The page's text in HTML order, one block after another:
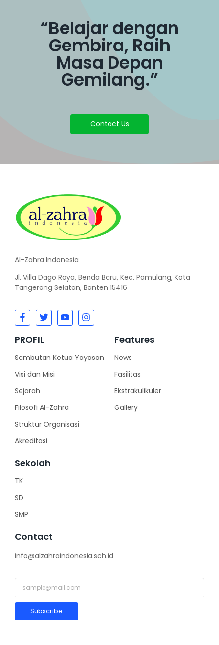
“Belajar dengan
Gembira, Raih
Masa Depan
Gemilang.”
Contact Us
Al-Zahra Indonesia
Jl. Villa Dago Raya, Benda Baru, Kec. Pamulang, Kota
Tangerang Selatan, Banten 15416
PROFIL
Sambutan Ketua Yayasan
Visi dan Misi
Sejarah
Filosofi Al-Zahra
Struktur Organisasi
Akreditasi
Features
News
Fasilitas
Ekstrakulikuler
Gallery
Sekolah
TK
SD
SMP
Contact
info@alzahraindonesia.sch.id
Subscribe